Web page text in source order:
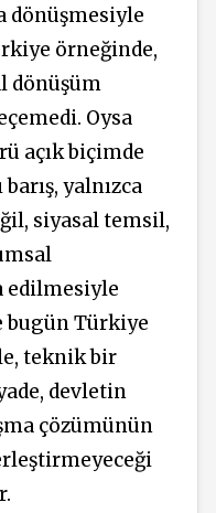
dönüşmesiyle
örneğinde,
dönüşüm
Oysa
açık biçimde
yalnızca
siyasal temsil,
edilmesiyle
bugün Türkiye
teknik bir
devletin
çözümünün